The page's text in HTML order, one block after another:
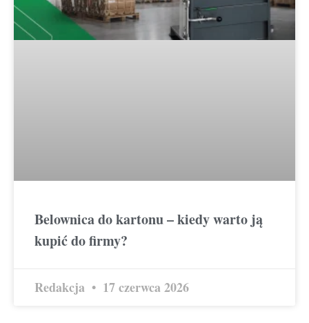
Belownica do kartonu – kiedy warto ją
kupić do firmy?
Redakcja 17 czerwca 2026